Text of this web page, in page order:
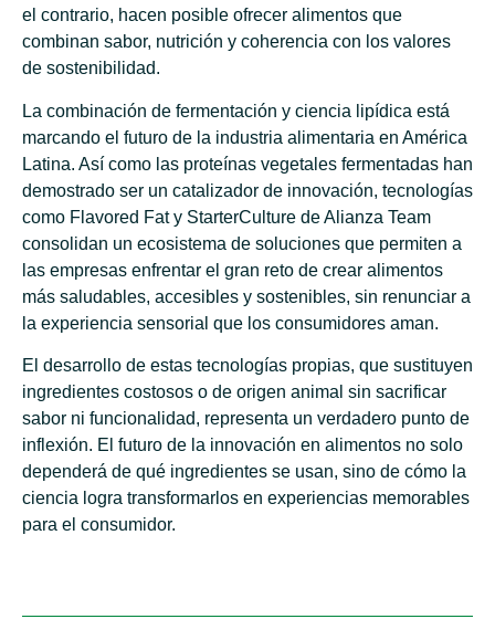
el contrario, hacen posible ofrecer alimentos que
combinan sabor, nutrición y coherencia con los valores
de sostenibilidad.
La combinación de fermentación y ciencia lipídica está
marcando el futuro de la industria alimentaria en América
Latina. Así como las proteínas vegetales fermentadas han
demostrado ser un catalizador de innovación, tecnologías
como Flavored Fat y StarterCulture de Alianza Team
consolidan un ecosistema de soluciones que permiten a
las empresas enfrentar el gran reto de crear alimentos
más saludables, accesibles y sostenibles, sin renunciar a
la experiencia sensorial que los consumidores aman.
El desarrollo de estas tecnologías propias, que sustituyen
ingredientes costosos o de origen animal sin sacrificar
sabor ni funcionalidad, representa un verdadero punto de
inflexión. El futuro de la innovación en alimentos no solo
dependerá de qué ingredientes se usan, sino de cómo la
ciencia logra transformarlos en experiencias memorables
para el consumidor.